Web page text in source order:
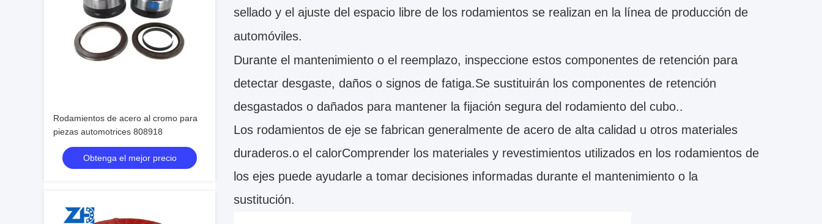
Rodamientos de acero al cromo para
piezas automotrices 808918
Obtenga el mejor precio
sellado y el ajuste del espacio libre de los rodamientos se realizan en la línea de producción de
automóviles.
Durante el mantenimiento o el reemplazo, inspeccione estos componentes de retención para
detectar desgaste, daños o signos de fatiga.Se sustituirán los componentes de retención
desgastados o dañados para mantener la fijación segura del rodamiento del cubo..
Los rodamientos de eje se fabrican generalmente de acero de alta calidad u otros materiales
duraderos.o el calorComprender los materiales y revestimientos utilizados en los rodamientos de
los ejes puede ayudarle a tomar decisiones informadas durante el mantenimiento o la
sustitución.